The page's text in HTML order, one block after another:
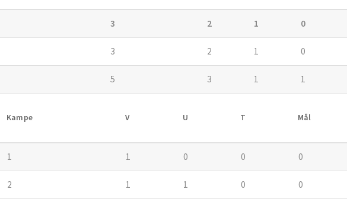
3 2 1 0
3 2 1 0
5 3 1 1
Kampe V U T Mål
1 1 0 0 0
2 1 1 0 0